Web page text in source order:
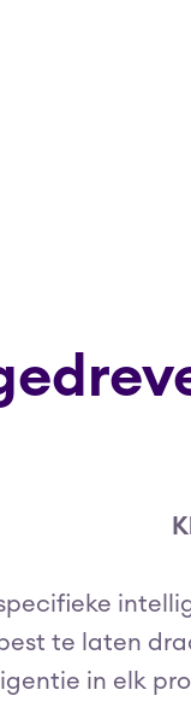
te laten
in elk